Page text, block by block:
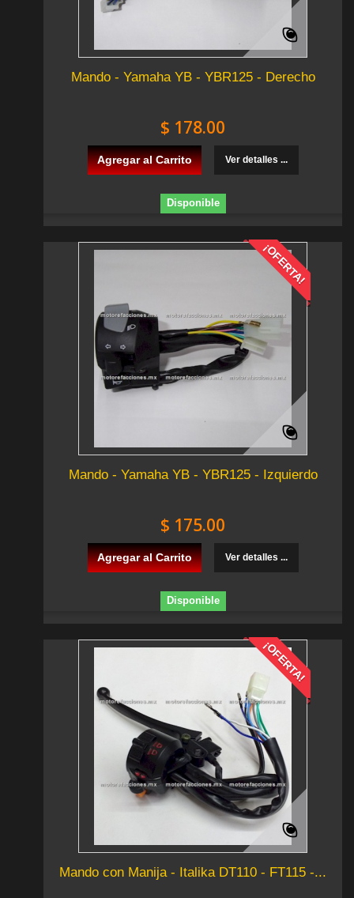
Mando - Yamaha YB - YBR125 - Derecho
$ 178.00
Agregar al Carrito Ver detalles ...
Disponible
¡OFERTA!
Mando - Yamaha YB - YBR125 - Izquierdo
$ 175.00
Agregar al Carrito Ver detalles ...
Disponible
¡OFERTA!
Mando con Manija - Italika DT110 - FT115 -...